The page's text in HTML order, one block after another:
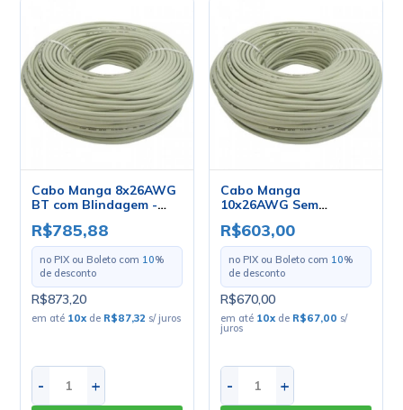
Cabo Manga 8x26AWG
BT com Blindagem -
Mult Cabo - Rolo com
100 Metros
R$785,88
no PIX ou Boleto com 10%
de desconto
R$873,20
em até 10x de R$87,32 s/ juros
- +
Cabo Manga
10x26AWG Sem
Blindagem - Mult Cabo
- Rolo com 100 Metros
R$603,00
no PIX ou Boleto com 10%
de desconto
R$670,00
em até 10x de R$67,00 s/
juros
- +